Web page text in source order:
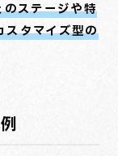
のステージや特
スタマイズ型の